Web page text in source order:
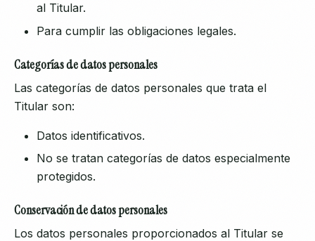
al Titular.
Para cumplir las obligaciones legales.
Categorías de datos personales
Las categorías de datos personales que trata el
Titular son:
Datos identificativos.
No se tratan categorías de datos especialmente
protegidos.
Conservación de datos personales
Los datos personales proporcionados al Titular se